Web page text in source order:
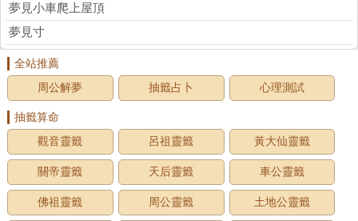
夢見小車爬上屋頂
夢見寸
全站推薦
周公解夢
抽籤占卜 心理測試
抽籤算命
觀音靈籤
呂祖靈籤 黃大仙靈籤
關帝靈籤 天后靈籤 車公靈籤
佛祖靈籤 周公靈籤 土地公靈籤